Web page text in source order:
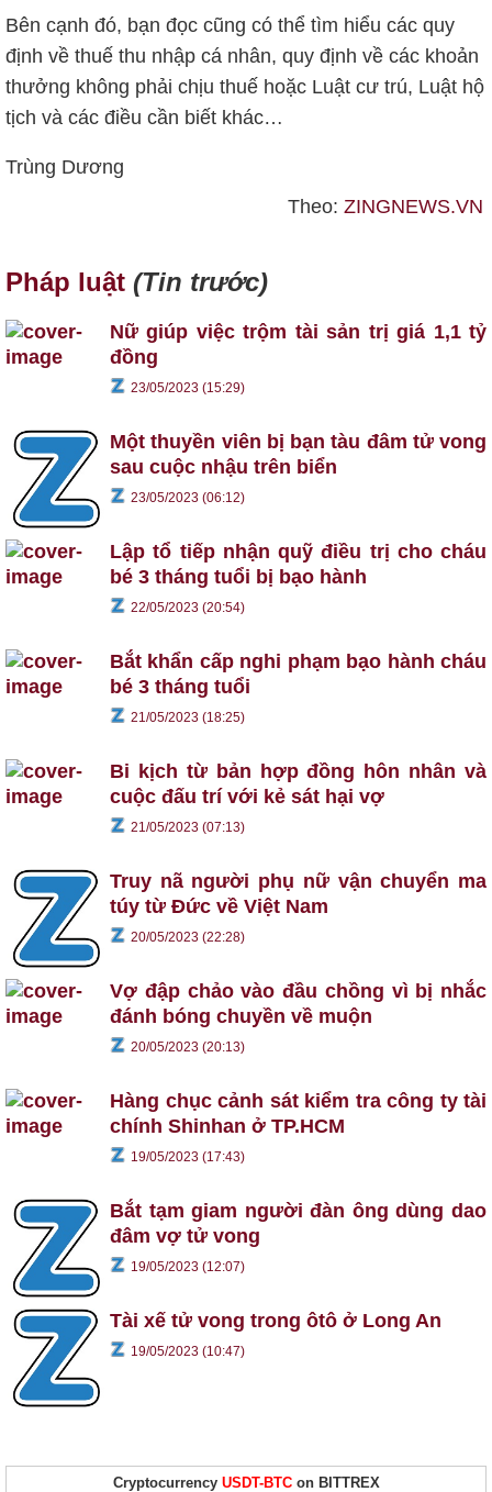
Bên cạnh đó, bạn đọc cũng có thể tìm hiểu các quy
định về thuế thu nhập cá nhân, quy định về các khoản
thưởng không phải chịu thuế hoặc Luật cư trú, Luật hộ
tịch và các điều cần biết khác…
Trùng Dương
Theo: ZINGNEWS.VN
Pháp luật (Tin trước)
Nữ giúp việc trộm tài sản trị giá 1,1 tỷ
đồng
23/05/2023 (15:29)
Một thuyền viên bị bạn tàu đâm tử vong
sau cuộc nhậu trên biển
23/05/2023 (06:12)
Lập tổ tiếp nhận quỹ điều trị cho cháu
bé 3 tháng tuổi bị bạo hành
22/05/2023 (20:54)
Bắt khẩn cấp nghi phạm bạo hành cháu
bé 3 tháng tuổi
21/05/2023 (18:25)
Bi kịch từ bản hợp đồng hôn nhân và
cuộc đấu trí với kẻ sát hại vợ
21/05/2023 (07:13)
Truy nã người phụ nữ vận chuyển ma
túy từ Đức về Việt Nam
20/05/2023 (22:28)
Vợ đập chảo vào đầu chồng vì bị nhắc
đánh bóng chuyền về muộn
20/05/2023 (20:13)
Hàng chục cảnh sát kiểm tra công ty tài
chính Shinhan ở TP.HCM
19/05/2023 (17:43)
Bắt tạm giam người đàn ông dùng dao
đâm vợ tử vong
19/05/2023 (12:07)
Tài xế tử vong trong ôtô ở Long An
19/05/2023 (10:47)
Cryptocurrency USDT-BTCon BITTREX